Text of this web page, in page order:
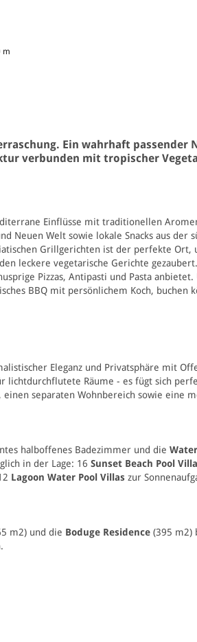
m
Ein wahrhaft passender
verbunden mit tropischer
Einflüsse mit traditionellen
Neuen Welt sowie lokale Snacks aus der
Grillgerichten ist der perfekte Ort,
leckere vegetarische Gerichte
Pizzas, Antipasti und Pasta
BBQ mit persönlichem Koch, buchen
Eleganz und Privatsphäre mit
lichtdurchflutete Räume - es fügt sich
einen separaten Wohnbereich sowie eine
halboffenes Badezimmer und die
in der Lage: 16 Sunset Beach Pool
Lagoon Water Pool Villas zur
m2) und die Boduge Residence (395 m2)